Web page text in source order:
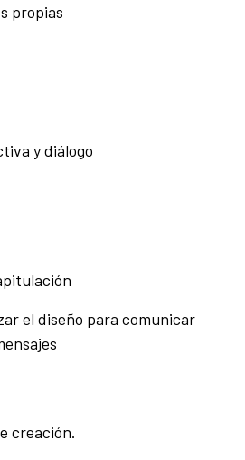
propias
y diálogo
el diseño para comunicar
creación.